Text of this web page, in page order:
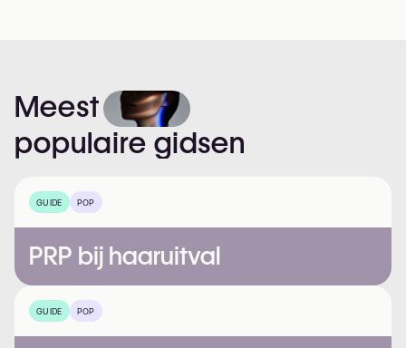
Meest
populaire gidsen
GUIDE POP
PRP bij haaruitval
GUIDE POP